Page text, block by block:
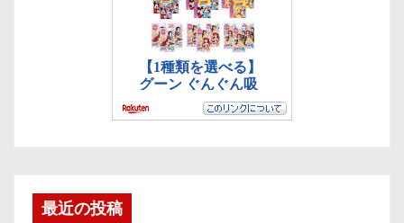
最近の投稿